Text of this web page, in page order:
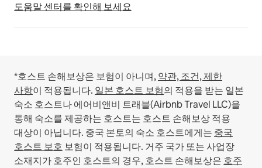
도움말 센터를 확인해 보세요
*호스트 손해보상은 보험이 아니며,약관, 조건, 제한
사항이 적용됩니다. 일본 호스트 보험의 적용을 받는 일본
숙소 호스트나 에어비앤비 트래블(Airbnb Travel LLC)을
통해 숙소를 제공하는 호스트는 호스트 손해보상 적용
대상이 아닙니다. 중국 본토의 숙소 호스트에게는 중국
호스트 보호 보험이 적용됩니다. 거주 국가 또는 사업장
소재지가 호주인 호스트의 경우, 호스트 손해보상은 호주